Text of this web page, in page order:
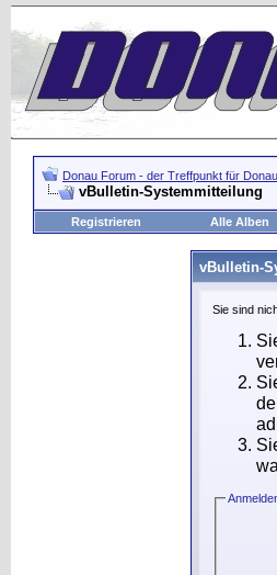
Donau Forum - der Treffpunkt für
vBulletin-Systemmitteilung
Registrieren Alle Alben
vBulletin-
Sie sind